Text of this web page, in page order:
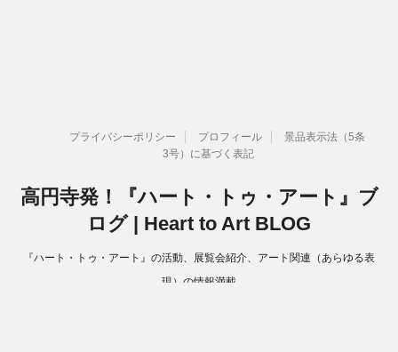
プライバシーポリシー プロフィール
景品表示法（5条
3号）に基づく表記
高円寺発！『ハート・トゥ・アート』ブ
ログ | Heart to Art BLOG
『ハート・トゥ・アート』の活動、展覧会紹介、アート関連（あらゆる表
現）の情報満載